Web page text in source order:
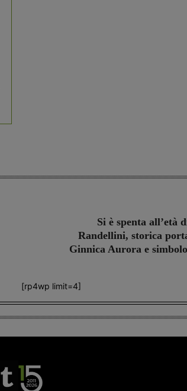
Si è spenta all’età
Randellini, storica
Ginnica Aurora e
[rp4wp limit=4]